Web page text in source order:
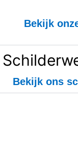
Bekijk
Bekijk ons